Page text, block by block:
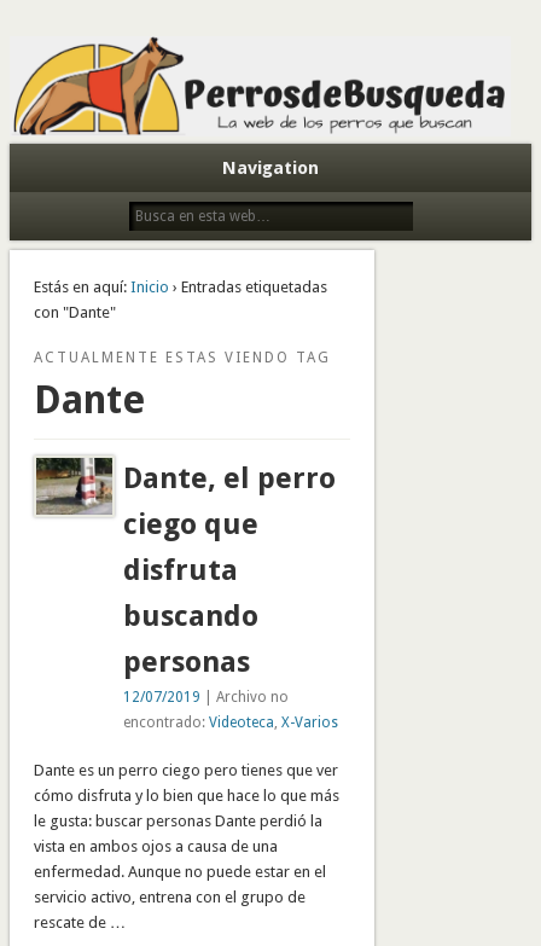
Todo sobre perros de búsqueda y detectores
Navigation
Estás en aquí: Inicio › Entradas etiquetadas
con "Dante"
ACTUALMENTE ESTAS VIENDO TAG
Dante
Dante, el perro
ciego que
disfruta
buscando
personas
12/07/2019 | Archivo no
encontrado: Videoteca, X-Varios
Dante es un perro ciego pero tienes que ver
cómo disfruta y lo bien que hace lo que más
le gusta: buscar personas Dante perdió la
vista en ambos ojos a causa de una
enfermedad. Aunque no puede estar en el
servicio activo, entrena con el grupo de
rescate de …